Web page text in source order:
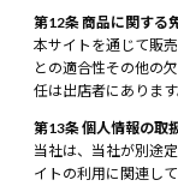
第12条 商品に関する
本サイトを通じて販
との適合性その他の
任は出店者にあります
第13条 個人情報の取
当社は、当社が別途
イトの利用に関連し